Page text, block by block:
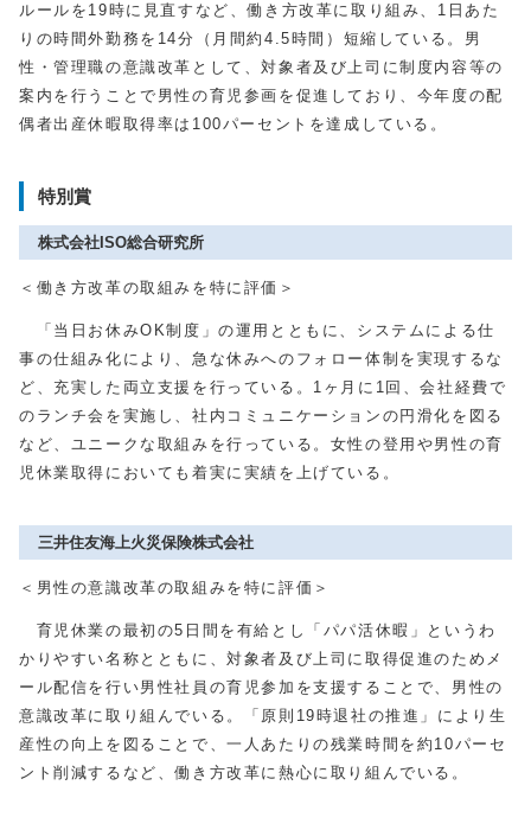
ルールを19時に見直すなど、働き方改革に取り組み、1日あた
りの時間外勤務を14分（月間約4.5時間）短縮している。男
性・管理職の意識改革として、対象者及び上司に制度内容等の
案内を行うことで男性の育児参画を促進しており、今年度の配
偶者出産休暇取得率は100パーセントを達成している。
特別賞
株式会社ISO総合研究所
＜働き方改革の取組みを特に評価＞
「当日お休みOK制度」の運用とともに、システムによる仕
事の仕組み化により、急な休みへのフォロー体制を実現するな
ど、充実した両立支援を行っている。1ヶ月に1回、会社経費で
のランチ会を実施し、社内コミュニケーションの円滑化を図る
など、ユニークな取組みを行っている。女性の登用や男性の育
児休業取得においても着実に実績を上げている。
三井住友海上火災保険株式会社
＜男性の意識改革の取組みを特に評価＞
育児休業の最初の5日間を有給とし「パパ活休暇」というわ
かりやすい名称とともに、対象者及び上司に取得促進のためメ
ール配信を行い男性社員の育児参加を支援することで、男性の
意識改革に取り組んでいる。「原則19時退社の推進」により生
産性の向上を図ることで、一人あたりの残業時間を約10パーセ
ント削減するなど、働き方改革に熱心に取り組んでいる。